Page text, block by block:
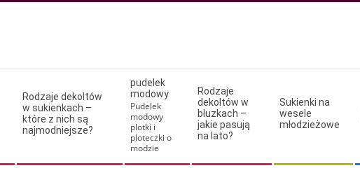
Rodzaje dekoltów
w sukienkach –
które z nich są
najmodniejsze?
pudelek
modowy
Pudelek
modowy
plotki i
ploteczki o
modzie
Rodzaje
dekoltów w
bluzkach –
jakie pasują
na lato?
Sukienki na
wesele
młodzieżowe